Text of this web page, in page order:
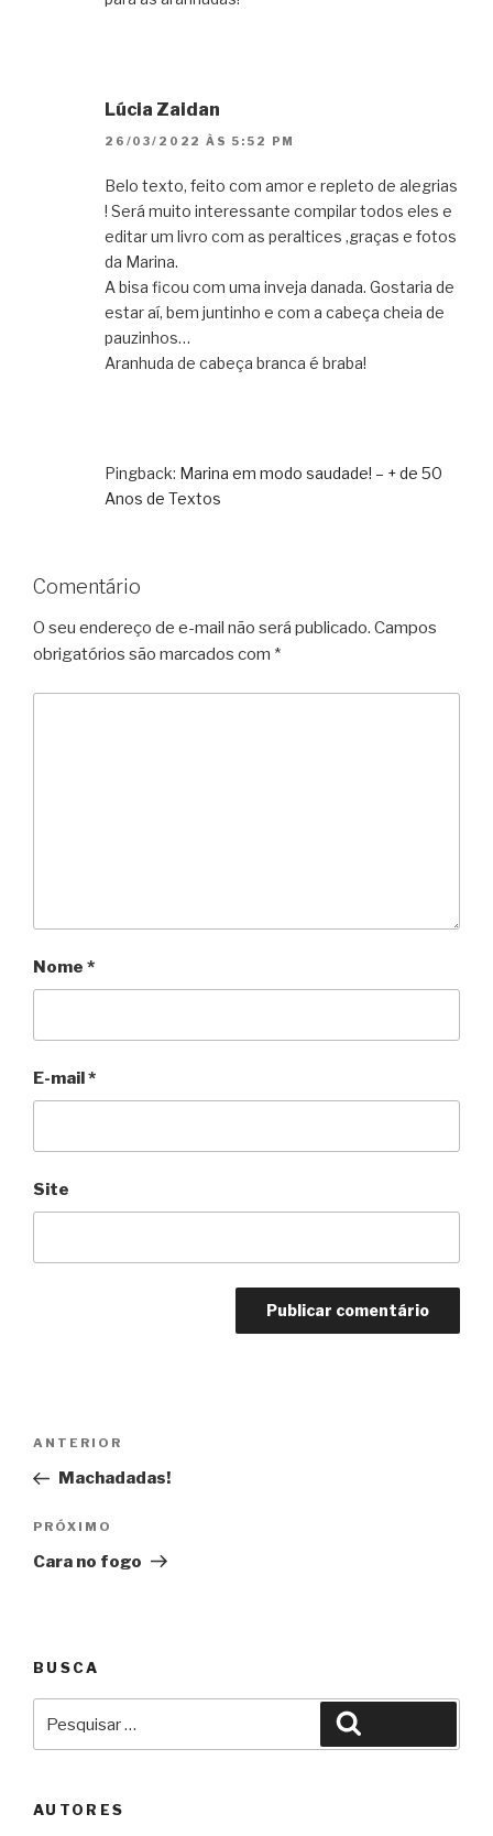
Lúcia Zaidan
26/03/2022 ÀS 5:52 PM
Belo texto, feito com amor e repleto de alegrias
! Será muito interessante compilar todos eles e
editar um livro com as peraltices ,graças e fotos
da Marina.
A bisa ficou com uma inveja danada. Gostaria de
estar aí, bem juntinho e com a cabeça cheia de
pauzinhos…
Aranhuda de cabeça branca é braba!
Pingback: Marina em modo saudade! – + de 50
Anos de Textos
Comentário
O seu endereço de e-mail não será publicado. Campos
obrigatórios são marcados com *
Nome *
E-mail*
Site
Post
Anterior
ANTERIOR
Machadadas!
Próximo
PRÓXIMO
Cara no fogo
BUSCA
por:
AUTORES